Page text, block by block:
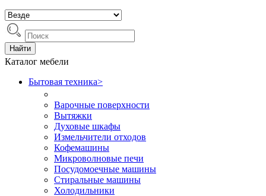
Найти
Каталог мебели
Бытовая техника>
Варочные поверхности
Вытяжки
Духовые шкафы
Измельчители отходов
Кофемашины
Микроволновые печи
Посудомоечные машины
Стиральные машины
Холодильники